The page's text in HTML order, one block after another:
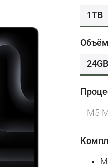
1TB
24GB
M5